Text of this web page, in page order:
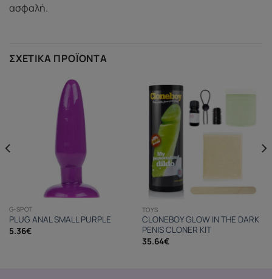
ασφαλή.
ΣΧΕΤΙΚΆ ΠΡΟΪΌΝΤΑ
G-SPOT
PLUG ANAL SMALL PURPLE
5.36€
TOYS
CLONEBOY GLOW IN THE DARK
PENIS CLONER KIT
35.64€